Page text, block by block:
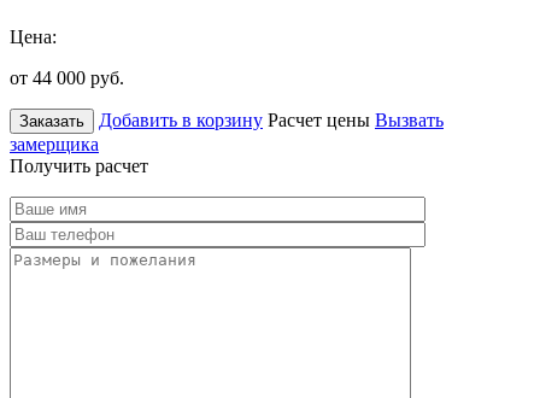
Цена:
от 44 000 руб.
Заказать Добавить в корзину Расчет цены Вызвать
замерщика
Получить расчет